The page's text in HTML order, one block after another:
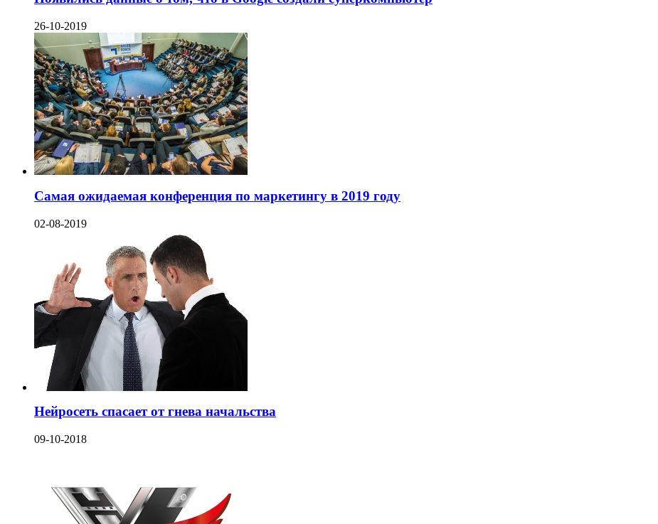
26-10-2019
Самая ожидаемая конференция по маркетингу в 2019 году
02-08-2019
Нейросеть спасает от гнева начальства
09-10-2018